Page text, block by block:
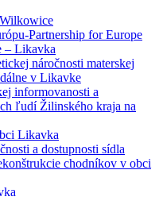
Partnership for Europe
– Likavka
náročnosti materskej
v Likavke
informovanosti a
ľudí Žilinského kraja na
Likavka
a dostupnosti sídla
chodníkov v obci